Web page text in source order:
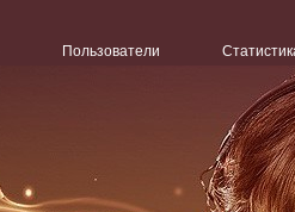
Пользователи